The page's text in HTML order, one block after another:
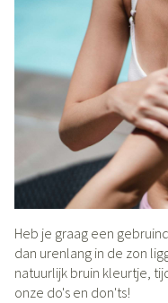
Heb je graag een
dan urenlang in de zon
natuurlijk bruin kleurtje,
onze do's en don'ts!